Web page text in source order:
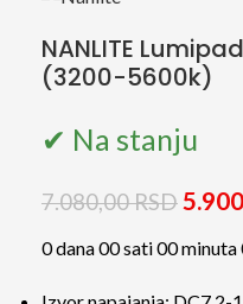
NANLITE
(3200-5600k)
✔ Na stanju
7.080,00RSD
0dana00sati00minuta